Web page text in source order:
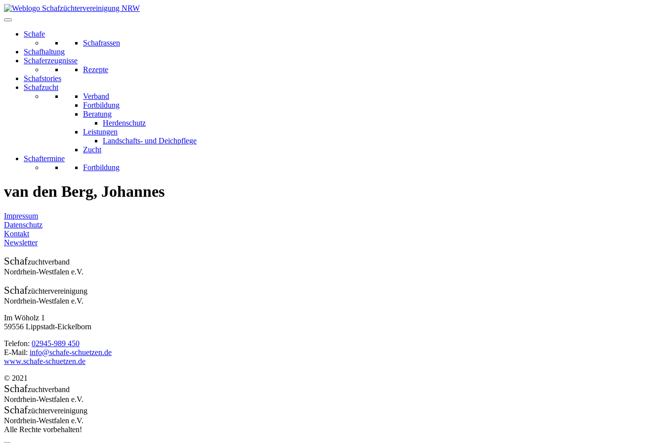
Zum
Inhalt
Schafe
Schafrassen
Schafhaltung
Schaferzeugnisse
Rezepte
Schafstories
Schafzucht
Verband
Fortbildung
Beratung
Herdenschutz
Leistungen
Landschafts- und Deichpflege
Zucht
Schaftermine
Fortbildung
van den Berg, Johannes
Impressum
Datenschutz
Kontakt
Newsletter
Schafzuchtverband
Nordrhein-Westfalen e.V.
Schafzüchtervereinigung
Nordrhein-Westfalen e.V.
Im Wöholz 1
59556 Lippstadt-Eickelborn
Telefon: 02945-989 450
E-Mail: info@schafe-schuetzen.de
www.schafe-schuetzen.de
© 2021
Schafzuchtverband
Nordrhein-Westfalen e.V.
Schafzüchtervereinigung
Nordrhein-Westfalen e.V.
Alle Rechte vorbehalten!